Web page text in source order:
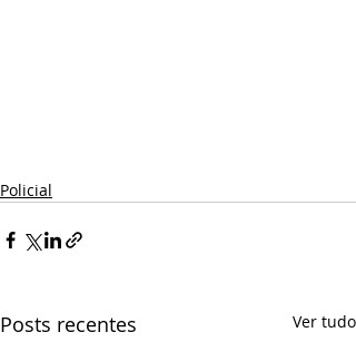
Policial
Posts recentes Ver tudo